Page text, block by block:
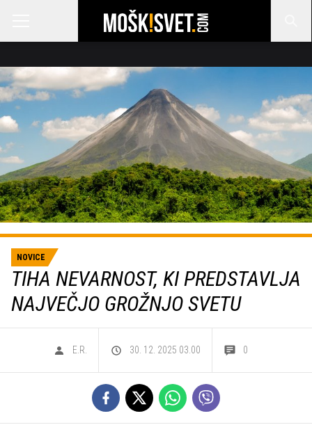
NOVICE
TIHA NEVARNOST, KI PREDSTAVLJA
NAJVEČJO GROŽNJO SVETU
E.R. 30. 12. 2025 03.00 0